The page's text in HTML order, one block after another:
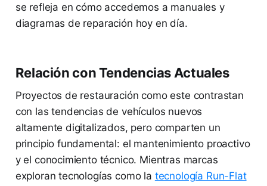
se refleja en cómo accedemos a manuales y
diagramas de reparación hoy en día.
Relación con Tendencias Actuales
Proyectos de restauración como este contrastan
con las tendencias de vehículos nuevos
altamente digitalizados, pero comparten un
principio fundamental: el mantenimiento proactivo
y el conocimiento técnico. Mientras marcas
exploran tecnologías como la tecnología Run-Flat